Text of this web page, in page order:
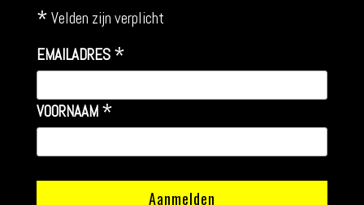
* Velden zijn verplicht
EMAILADRES *
VOORNAAM *